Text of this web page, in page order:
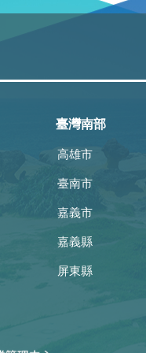
臺灣南部
高雄市
臺南市
嘉義市
嘉義縣
屏東縣